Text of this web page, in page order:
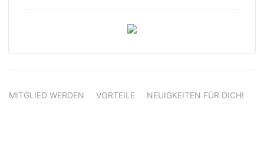
MITGLIED WERDEN VORTEILE NEUIGKEITEN FÜR DICH!